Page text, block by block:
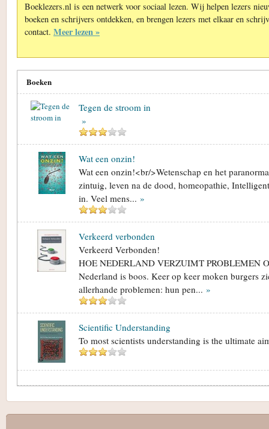
Boeklezers.nl is een netwerk voor sociaal lezen. Wij helpen lezers
boeken en schrijvers ontdekken, en brengen lezers met elkaar en
contact. Meer lezen »
Boeken
Tegen de stroom in
»
Wat een onzin!
Wat een onzin!<br/>Wetenschap en het
zintuig, leven na de dood, homeopathie,
in. Veel mens... »
Verkeerd verbonden
Verkeerd Verbonden!
HOE NEDERLAND VERZUIMT PROBLEMEN
Nederland is boos. Keer op keer moken burgers
allerhande problemen: hun pen... »
Scientific Understanding
To most scientists understanding is the ultimate